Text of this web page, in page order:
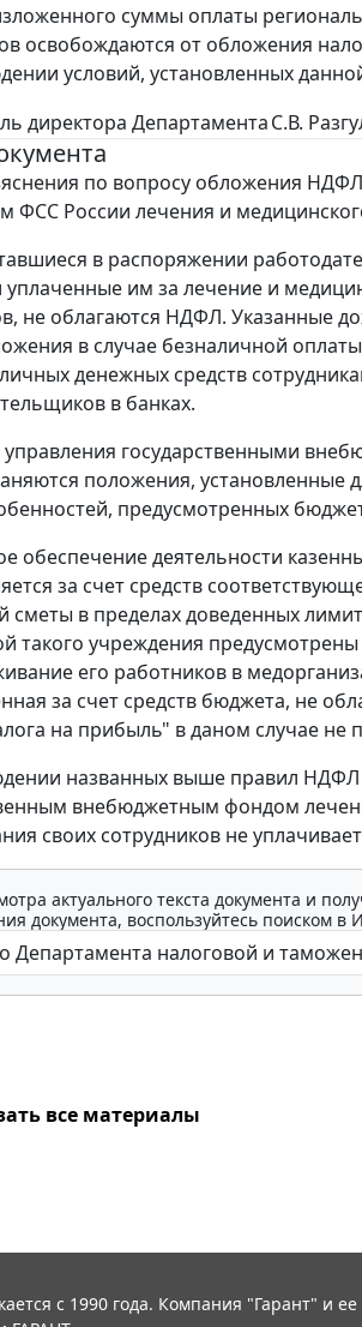
суммы оплаты
освобождаются от обложения
условий, установленных
директора ДепартаментаС.В.
по вопросу обложения
ФСС России лечения и
в распоряжении
им за лечение и
не облагаются НДФЛ. Указанные
в случае безналичной
денежных средств
в банках.
государственными
положения, установленные
предусмотренных
обеспечение деятельности
за счет средств
сметы в пределах доведенных
такого учреждения
его работников в
за счет средств бюджета, не
на прибыль" в даном случае не
названных выше правил НДФЛ
внебюджетным фондом
своих сотрудников не
актуального текста документа и
документа, воспользуйтесь поиском в
все материалы
с 1990 года. Компания "Гарант" и